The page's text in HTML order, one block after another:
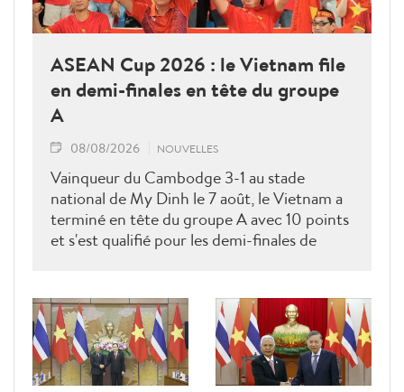
ASEAN Cup 2026 : le Vietnam file
en demi-finales en tête du groupe
A
08/08/2026 NOUVELLES
Vainqueur du Cambodge 3-1 au stade
national de My Dinh le 7 août, le Vietnam a
terminé en tête du groupe A avec 10 points
et s'est qualifié pour les demi-finales de
groupe B.